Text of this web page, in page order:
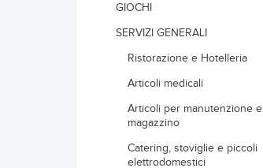
GIOCHI
SERVIZI GENERALI
Ristorazione e Hotelleria
Articoli medicali
Articoli per manutenzione e
magazzino
Catering, stoviglie e piccoli
elettrodomestici